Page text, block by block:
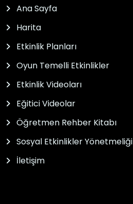
Ana Sayfa
Harita
Etkinlik Planları
Oyun Temelli Etkinlikler
Etkinlik Videoları
Eğitici Videolar
Öğretmen Rehber Kitabı
Sosyal Etkinlikler Yönetmeliği
İletişim